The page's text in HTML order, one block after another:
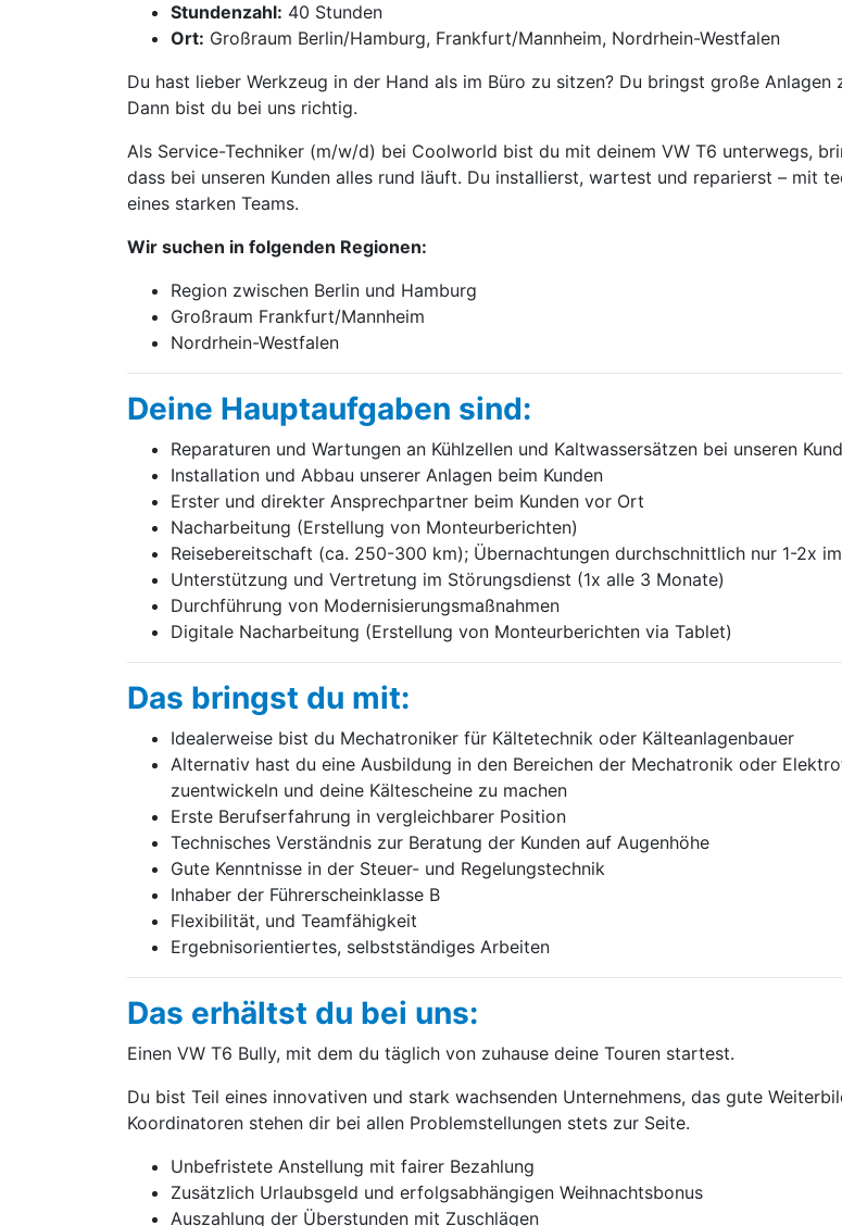
Stundenzahl: 40 Stunden
Ort: Großraum Berlin/Hamburg, Frankfurt/Mannheim, Nordrhein-Westfalen
Du hast lieber Werkzeug in der Hand als im Büro zu sitzen? Du bringst große
Dann bist du bei uns richtig.
Als Service-Techniker (m/w/d) bei Coolworld bist du mit deinem VW T6 unterwegs,
dass bei unseren Kunden alles rund läuft. Du installierst, wartest und reparierst – mit
eines starken Teams.
Wir suchen in folgenden Regionen:
Region zwischen Berlin und Hamburg
Großraum Frankfurt/Mannheim
Nordrhein-Westfalen
Deine Hauptaufgaben sind:
Reparaturen und Wartungen an Kühlzellen und Kaltwassersätzen bei unseren
Installation und Abbau unserer Anlagen beim Kunden
Erster und direkter Ansprechpartner beim Kunden vor Ort
Nacharbeitung (Erstellung von Monteur­berichten)
Reisebereitschaft (ca. 250-300 km); Übernach­tungen durchschnittlich nur 1-2x
Unterstützung und Vertretung im Störungs­dienst (1x alle 3 Monate)
Durchführung von Modernisierungs­maßnahmen
Digitale Nacharbeitung (Erstellung von Monteurberichten via Tablet)
Das bringst du mit:
Idealerweise bist du Mechatroniker für Kältetechnik oder Kälteanlagenbauer
Alternativ hast du eine Ausbildung in den Be­reichen der Mechatronik oder
zuentwickeln und deine Kältescheine zu machen
Erste Berufserfahrung in vergleichbarer Position
Technisches Verständnis zur Beratung der Kunden auf Augenhöhe
Gute Kenntnisse in der Steuer- und Regelungs­technik
Inhaber der Führerscheinklasse B
Flexibilität, und Teamfähigkeit
Ergebnisorientiertes, selbstständiges Arbeiten
Das erhältst du bei uns:
Einen VW T6 Bully, mit dem du täglich von zuhause deine Touren startest.
Du bist Teil eines innovativen und stark wachsen­den Unternehmens, das gute
Koordi­na­toren stehen dir bei allen Problemstellungen stets zur Seite.
Unbefristete Anstellung mit fairer Bezahlung
Zusätzlich Urlaubsgeld und erfolgsabhängigen Weihnachtsbonus
Auszahlung der Überstunden mit Zuschlägen